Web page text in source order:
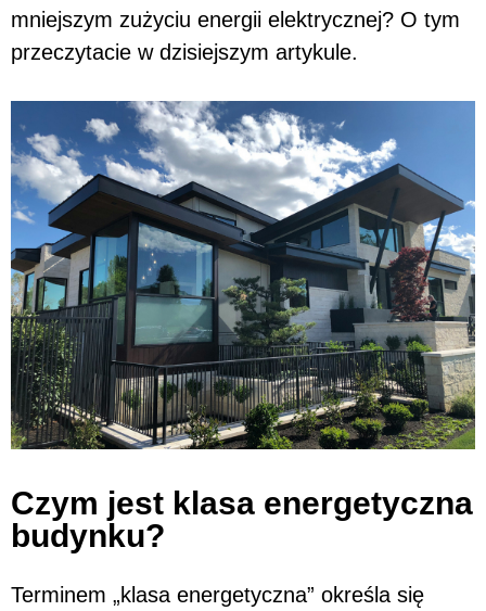
mniejszym zużyciu energii elektrycznej? O tym
przeczytacie w dzisiejszym artykule.
Czym jest klasa energetyczna
budynku?
Terminem „klasa energetyczna” określa się